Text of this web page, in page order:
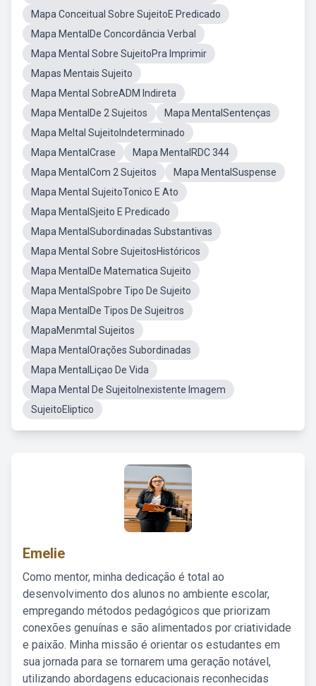
Mapa Conceitual Sobre SujeitoE Predicado
Mapa MentalDe Concordância Verbal
Mapa Mental Sobre SujeitoPra Imprimir
Mapas Mentais Sujeito
Mapa Mental SobreADM Indireta
Mapa MentalDe 2 Sujeitos
Mapa MentalSentenças
Mapa Meltal SujeitoIndeterminado
Mapa MentalCrase
Mapa MentalRDC 344
Mapa MentalCom 2 Sujeitos
Mapa MentalSuspense
Mapa Mental SujeitoTonico E Ato
Mapa MentalSjeito E Predicado
Mapa MentalSubordinadas Substantivas
Mapa Mental Sobre SujeitosHistóricos
Mapa MentalDe Matematica Sujeito
Mapa MentalSpobre Tipo De Sujeito
Mapa MentalDe Tipos De Sujeitros
MapaMenmtal Sujeitos
Mapa MentalOrações Subordinadas
Mapa MentalLiçao De Vida
Mapa Mental De SujeitoInexistente Imagem
SujeitoEliptico
Emelie
Como mentor, minha dedicação é total ao
desenvolvimento dos alunos no ambiente escolar,
empregando métodos pedagógicos que priorizam
conexões genuínas e são alimentados por criatividade
e paixão. Minha missão é orientar os estudantes em
sua jornada para se tornarem uma geração notável,
utilizando abordagens educacionais reconhecidas